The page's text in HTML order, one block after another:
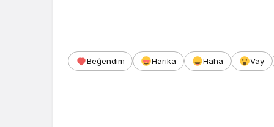
Beğendim Harika Haha Vay